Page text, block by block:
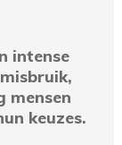
intense
mensen
keuzes.